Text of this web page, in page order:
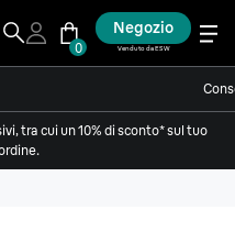
0
Negozio
Venduto da ESW
tra cui un 10% di sconto* sul tuo